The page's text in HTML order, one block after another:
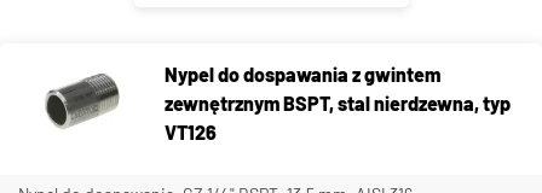
Nypel do dospawania z gwintem
zewnętrznym BSPT, stal nierdzewna, typ
VT126